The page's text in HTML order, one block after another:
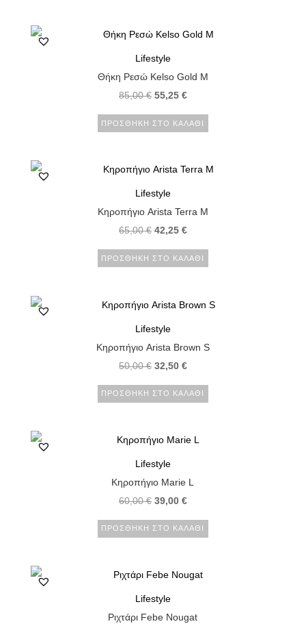
Lifestyle
Θήκη Ρεσώ Kelso Gold M
85,00€ 55,25 €
ΠΡΟΣΘΉΚΗ ΣΤΟ ΚΑΛΆΘΙ
Lifestyle
Κηροπήγιο Arista Terra M
65,00€ 42,25 €
ΠΡΟΣΘΉΚΗ ΣΤΟ ΚΑΛΆΘΙ
Lifestyle
Κηροπήγιο Arista Brown S
50,00€ 32,50 €
ΠΡΟΣΘΉΚΗ ΣΤΟ ΚΑΛΆΘΙ
Lifestyle
Κηροπήγιο Marie L
60,00€ 39,00 €
ΠΡΟΣΘΉΚΗ ΣΤΟ ΚΑΛΆΘΙ
Lifestyle
Ριχτάρι Febe Nougat